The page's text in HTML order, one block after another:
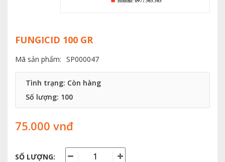
FUNGICID 100 GR
Mã sản phẩm: SP000047
Tình trạng: Còn hàng
Số lượng: 100
75.000 vnđ
SỐ LƯỢNG: